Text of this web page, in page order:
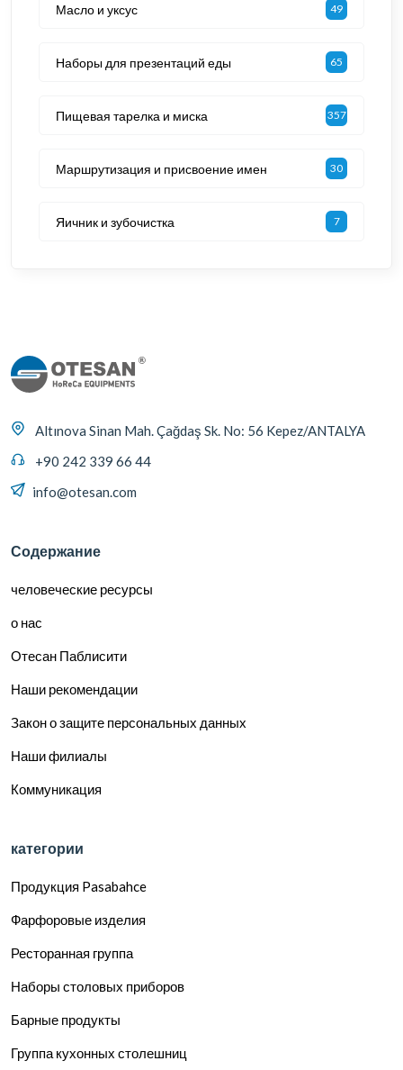
Масло и уксус 49
Наборы для презентаций еды 65
Пищевая тарелка и миска 357
Маршрутизация и присвоение имен 30
Яичник и зубочистка 7
Altınova Sinan Mah. Çağdaş Sk. No: 56 Kepez/ANTALYA
+90 242 339 66 44
info@otesan.com
Содержание
человеческие ресурсы
о нас
Отесан Паблисити
Наши рекомендации
Закон о защите персональных данных
Наши филиалы
Коммуникация
категории
Продукция Pasabahce
Фарфоровые изделия
Ресторанная группа
Наборы столовых приборов
Барные продукты
Группа кухонных столешниц